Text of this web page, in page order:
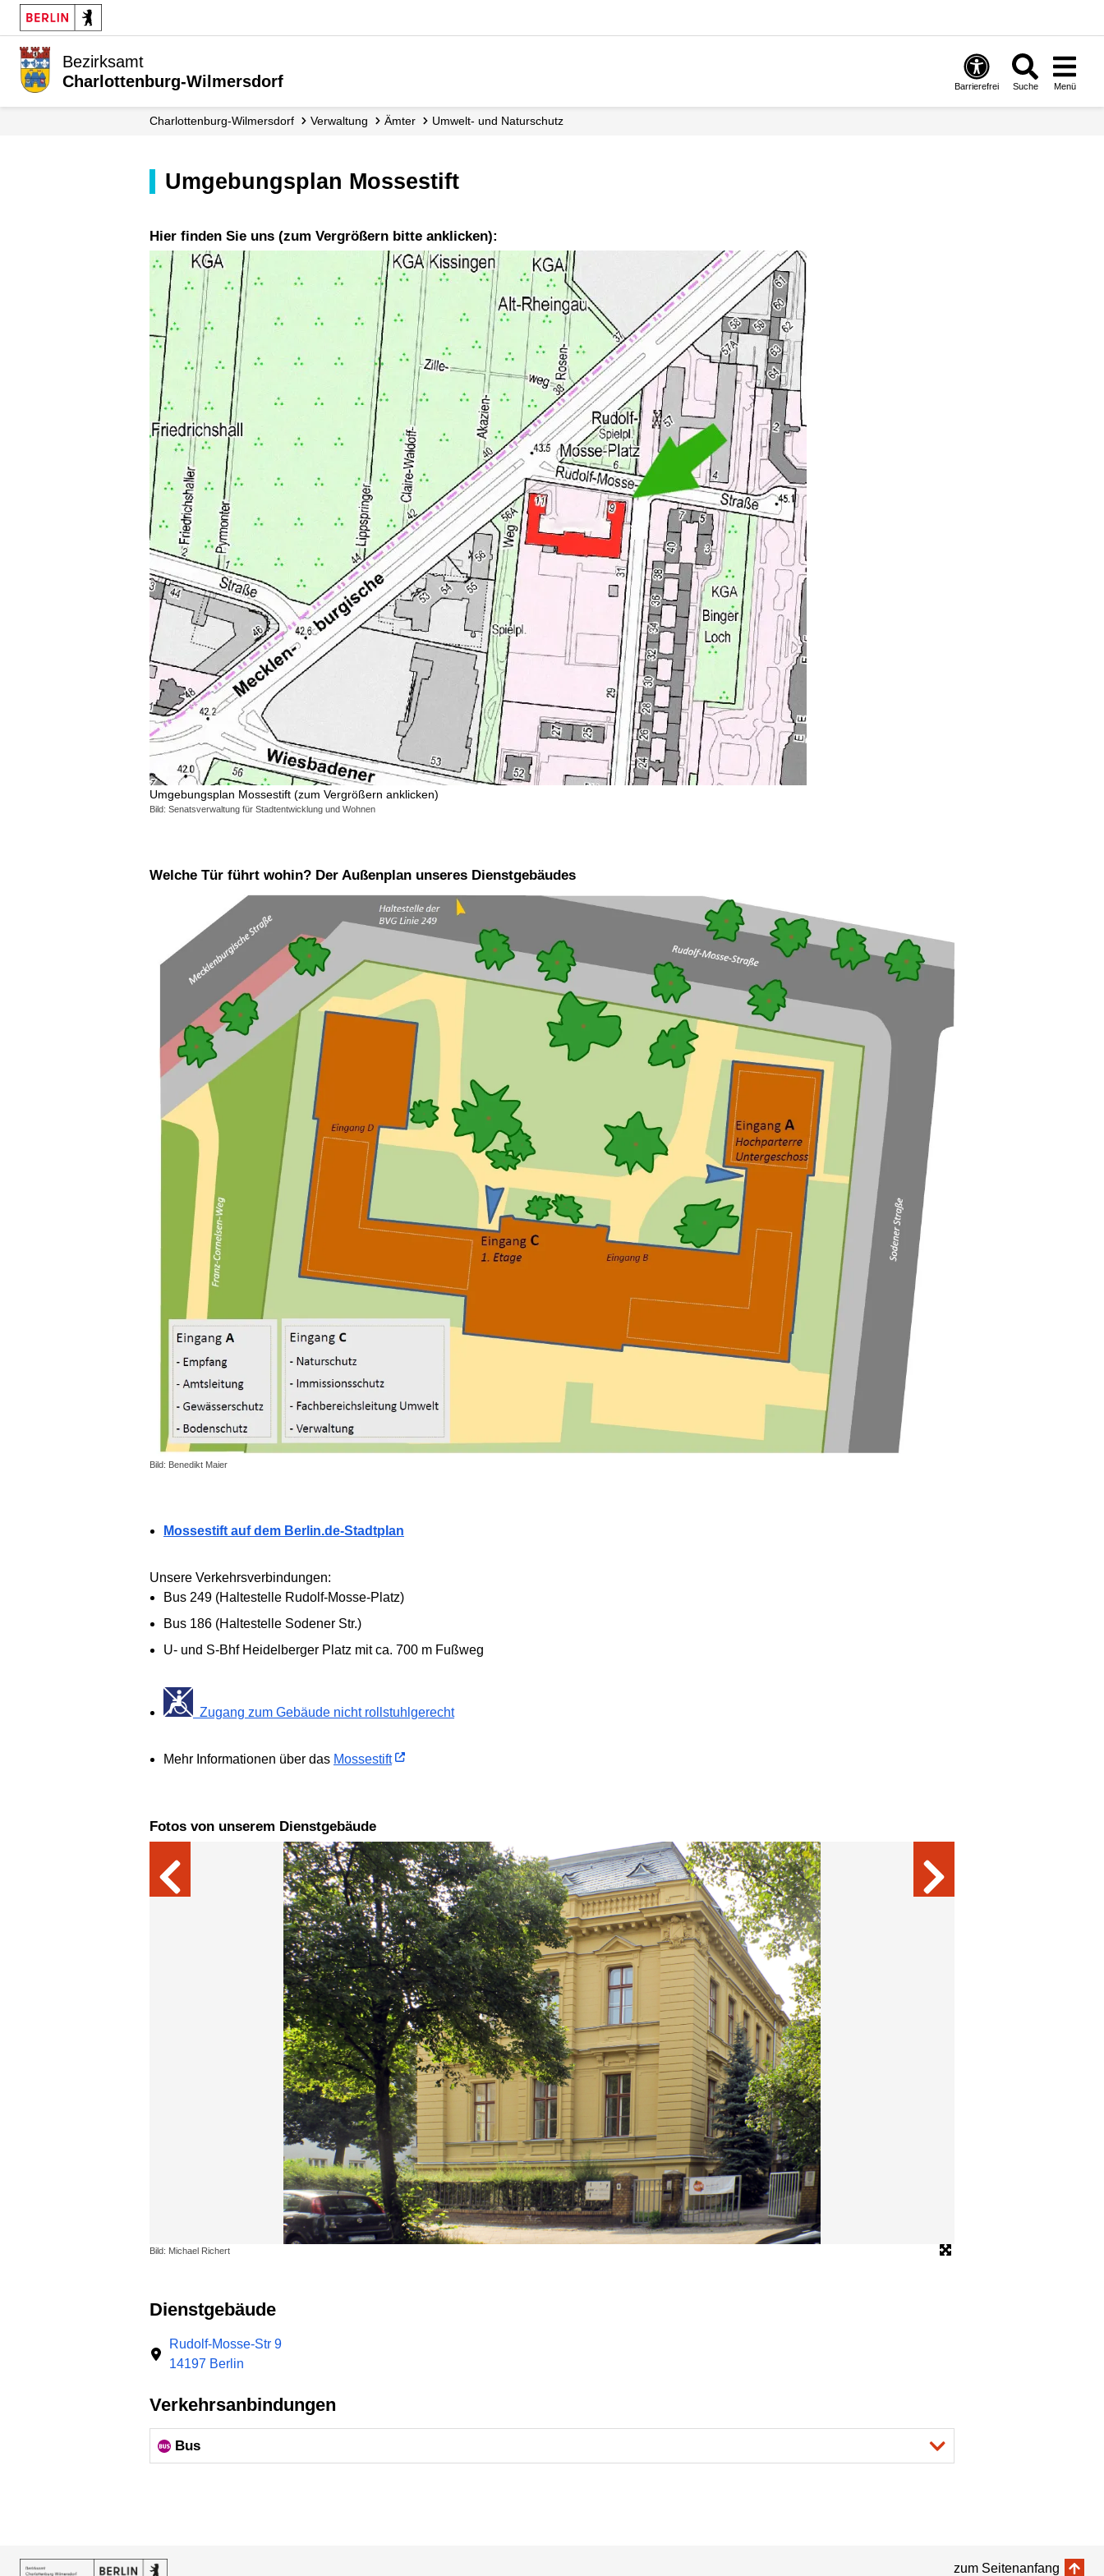
Bezirksamt
Charlottenburg-Wilmersdorf
Barrierefrei Suche Menü
Charlottenburg-Wilmersdorf Verwaltung Ämter Umwelt- und Naturschutz
Umgebungsplan Mossestift
Umgebungsplan Mossestift (zum Vergrößern anklicken)
Bild: Senatsverwaltung für Stadtentwicklung und Wohnen
Hier finden Sie uns (zum Vergrößern bitte anklicken):
Bild: Benedikt Maier
Welche Tür führt wohin? Der Außenplan unseres Dienstgebäudes
Mossestift auf dem Berlin.de-Stadtplan
Unsere Verkehrsverbindungen:
Bus 249 (Haltestelle Rudolf-Mosse-Platz)
Bus 186 (Haltestelle Sodener Str.)
U- und S-Bhf Heidelberger Platz mit ca. 700 m Fußweg
Zugang zum Gebäude nicht rollstuhlgerecht
Mehr Informationen über das Mossestift
Fotos von unserem Dienstgebäude
Bild: Michael Richert
Dienstgebäude
Rudolf-Mosse-Str 9
14197 Berlin
Verkehrsanbindungen
Bus
zum Seitenanfang